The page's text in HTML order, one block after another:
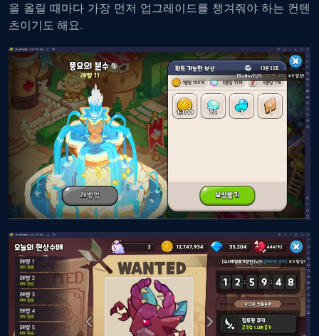
을 올릴 때마다 가장 먼저 업그레이드를 챙겨줘야 하는 컨텐
츠이기도 해요.